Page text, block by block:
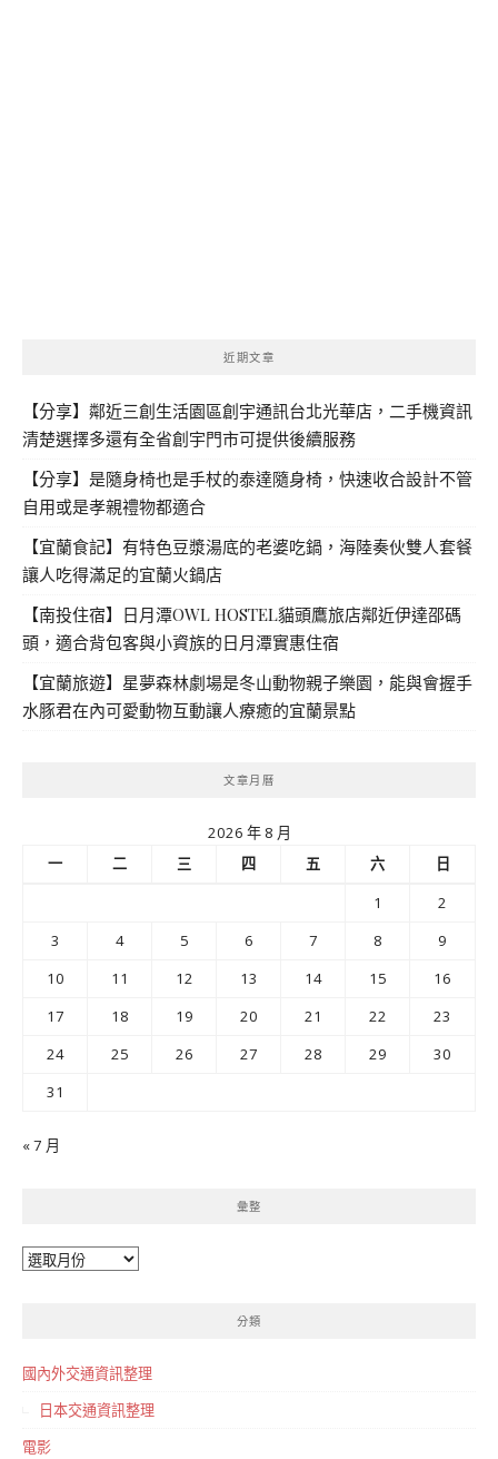
近期文章
【分享】鄰近三創生活園區創宇通訊台北光華店，二手機資訊
清楚選擇多還有全省創宇門市可提供後續服務
【分享】是隨身椅也是手杖的泰達隨身椅，快速收合設計不管
自用或是孝親禮物都適合
【宜蘭食記】有特色豆漿湯底的老婆吃鍋，海陸奏伙雙人套餐
讓人吃得滿足的宜蘭火鍋店
【南投住宿】日月潭OWL HOSTEL貓頭鷹旅店鄰近伊達邵碼
頭，適合背包客與小資族的日月潭實惠住宿
【宜蘭旅遊】星夢森林劇場是冬山動物親子樂園，能與會握手
水豚君在內可愛動物互動讓人療癒的宜蘭景點
文章月曆
2026 年 8 月
一
二 三 四 五 六
日
1
2
3
4 5 6 7 8
9
10
11 12 13 14 15
16
17
18 19 20 21 22
23
24
25 26 27 28 29
30
31
« 7 月
彙整
彙
分類
國內外交通資訊整理
日本交通資訊整理
電影